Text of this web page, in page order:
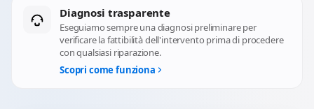
Diagnosi trasparente
Eseguiamo sempre una diagnosi preliminare per
verificare la fattibilità dell'intervento prima di procedere
con qualsiasi riparazione.
Scopri come funziona